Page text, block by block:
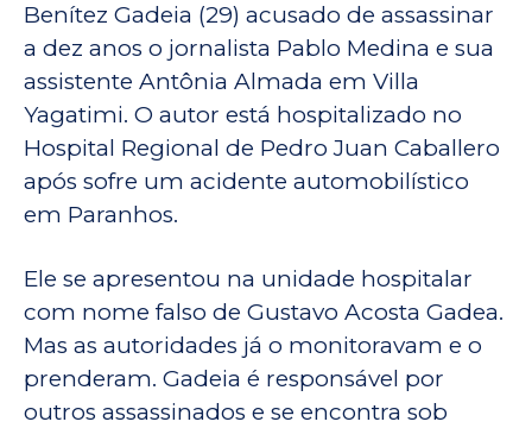
Benítez Gadeia (29) acusado de assassinar
a dez anos o jornalista Pablo Medina e sua
assistente Antônia Almada em Villa
Yagatimi. O autor está hospitalizado no
Hospital Regional de Pedro Juan Caballero
após sofre um acidente automobilístico
em Paranhos.
Ele se apresentou na unidade hospitalar
com nome falso de Gustavo Acosta Gadea.
Mas as autoridades já o monitoravam e o
prenderam. Gadeia é responsável por
outros assassinados e se encontra sob